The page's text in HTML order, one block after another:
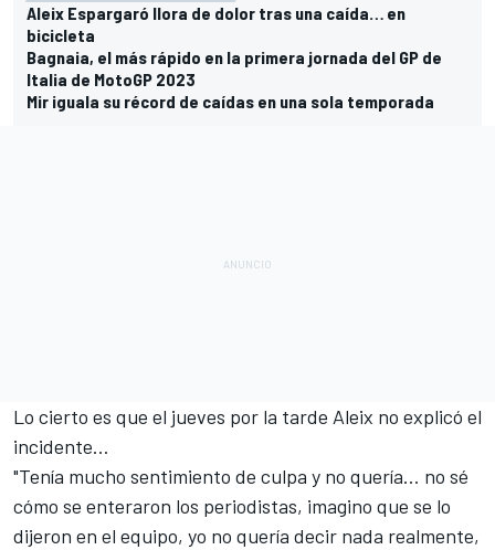
Aleix Espargaró llora de dolor tras una caída… en
bicicleta
Bagnaia, el más rápido en la primera jornada del GP de
Italia de MotoGP 2023
Mir iguala su récord de caídas en una sola temporada
Lo cierto es que el jueves por la tarde Aleix no explicó el
incidente…
"Tenía mucho sentimiento de culpa y no quería… no sé
cómo se enteraron los periodistas, imagino que se lo
dijeron en el equipo, yo no quería decir nada realmente,